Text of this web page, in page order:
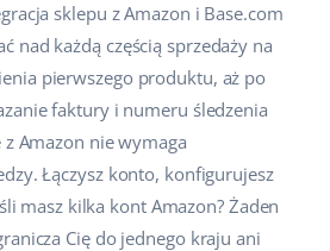
sklepu z Amazon i Base.com
nad każdą częścią sprzedaży na
pierwszego produktu, aż po
faktury i numeru śledzenia
z Amazon nie wymaga
Łączysz konto, konfigurujesz
masz kilka kont Amazon? Żaden
Cię do jednego kraju ani